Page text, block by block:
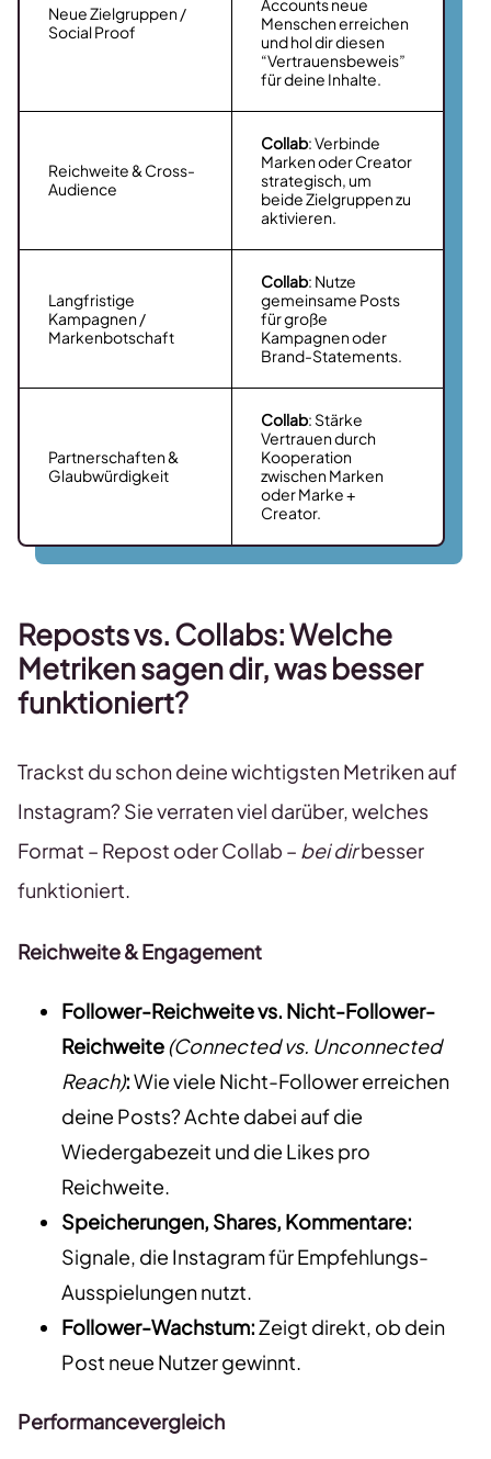
Neue Zielgruppen /
Social Proof
Accounts neue
Menschen erreichen
und hol dir diesen
“Vertrauensbeweis”
für deine Inhalte.
Reichweite & Cross-
Audience
Collab: Verbinde
Marken oder Creator
strategisch, um
beide Zielgruppen zu
aktivieren.
Langfristige
Kampagnen /
Markenbotschaft
Collab: Nutze
gemeinsame Posts
für große
Kampagnen oder
Brand-Statements.
Partnerschaften &
Glaubwürdigkeit
Collab: Stärke
Vertrauen durch
Kooperation
zwischen Marken
oder Marke +
Creator.
Reposts vs. Collabs: Welche
Metriken sagen dir, was besser
funktioniert?
Trackst du schon deine wichtigsten Metriken auf
Instagram? Sie verraten viel darüber, welches
Format – Repost oder Collab – bei dirbesser
funktioniert.
Reichweite & Engagement
Follower-Reichweite vs. Nicht-Follower-
Reichweite(Connected vs. Unconnected
Reach):Wie viele Nicht-Follower erreichen
deine Posts? Achte dabei auf die
Wiedergabezeit und die Likes pro
Reichweite.
Speicherungen, Shares, Kommentare:
Signale, die Instagram für Empfehlungs-
Ausspielungen nutzt.
Follower-Wachstum:Zeigt direkt, ob dein
Post neue Nutzer gewinnt.
Performancevergleich